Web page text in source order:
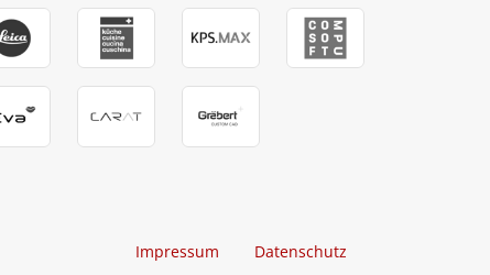
Impressum Datenschutz